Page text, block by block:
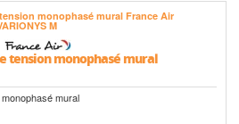
tension monophasé mural
mural